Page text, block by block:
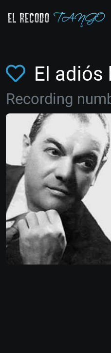
El adiós
Recording